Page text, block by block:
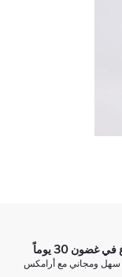
غضون 30 يوماً
سهل ومجاني مع أرامكس